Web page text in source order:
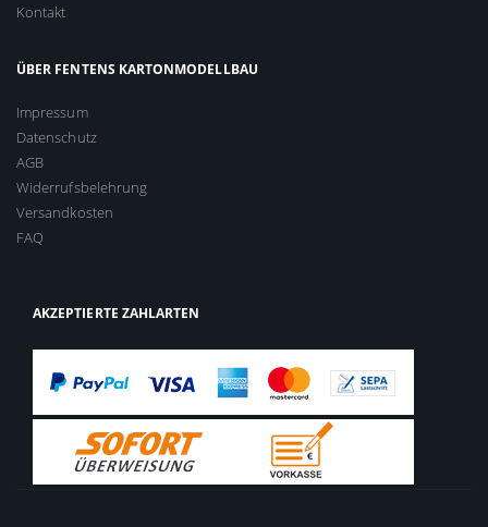
Kontakt
ÜBER FENTENS KARTONMODELLBAU
Impressum
Datenschutz
AGB
Widerrufsbelehrung
Versandkosten
FAQ
AKZEPTIERTE ZAHLARTEN